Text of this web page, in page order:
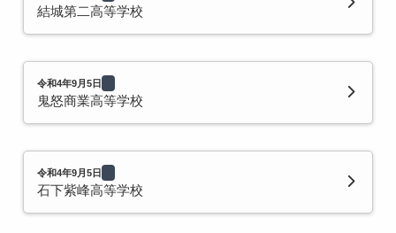
結城第二高等学校
令和4年9月5日
鬼怒商業高等学校
令和4年9月5日
石下紫峰高等学校